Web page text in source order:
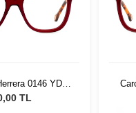
0146 YDC
52 18TL